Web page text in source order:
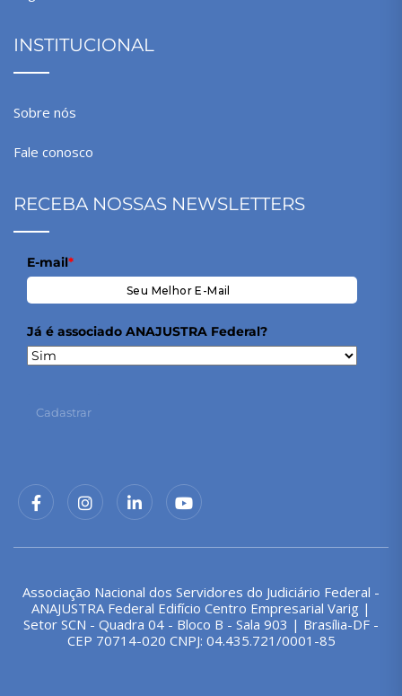
INSTITUCIONAL
Sobre nós
Fale conosco
RECEBA NOSSAS NEWSLETTERS
E-mail*
Já é associado ANAJUSTRA Federal?
Cadastrar
Associação Nacional dos Servidores do Judiciário Federal -
ANAJUSTRA Federal Edifício Centro Empresarial Varig |
Setor SCN - Quadra 04 - Bloco B - Sala 903 | Brasília-DF -
CEP 70714-020 CNPJ: 04.435.721/0001-85